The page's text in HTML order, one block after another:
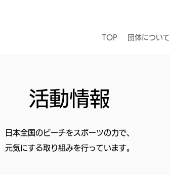
TOP 団体について
活動情報
​日本全国のビーチをスポーツの力で、
元気にする取り組みを行っています。